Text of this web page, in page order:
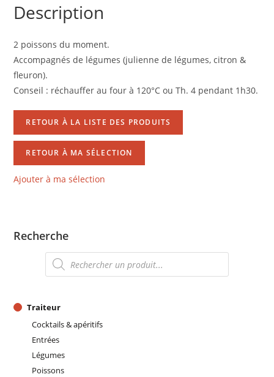
Description
2 poissons du moment.
Accompagnés de légumes (julienne de légumes, citron &
fleuron).
Conseil : réchauffer au four à 120°C ou Th. 4 pendant 1h30.
RETOUR À LA LISTE DES PRODUITS
RETOUR À MA SÉLECTION
Ajouter à ma sélection
Recherche
Recherche
de
produits
Traiteur
Cocktails & apéritifs
Entrées
Légumes
Poissons